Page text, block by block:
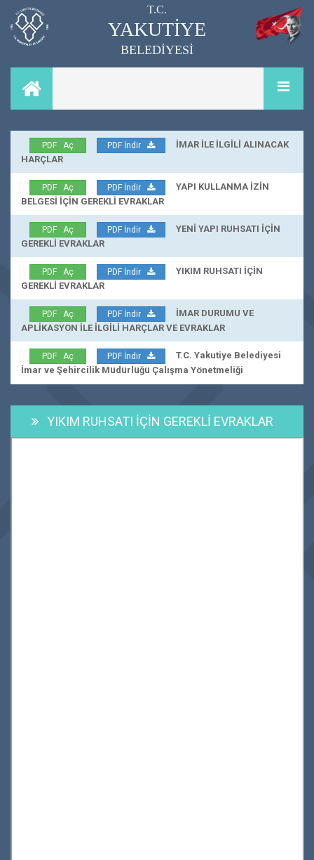
T.C.
YAKUTİYE
BELEDİYESİ
PDF Aç PDF İndir
İMAR İLE İLGİLİ ALINACAK
HARÇLAR
PDF Aç PDF İndir
YAPI KULLANMA İZİN
BELGESİ İÇİN GEREKLİ EVRAKLAR
PDF Aç PDF İndir
YENİ YAPI RUHSATI İÇİN
GEREKLİ EVRAKLAR
PDF Aç PDF İndir
YIKIM RUHSATI İÇİN
GEREKLİ EVRAKLAR
PDF Aç PDF İndir
İMAR DURUMU VE
APLİKASYON İLE İLGİLİ HARÇLAR VE EVRAKLAR
PDF Aç PDF İndir
T.C. Yakutiye Belediyesi
İmar ve Şehircilik Müdürlüğü Çalışma Yönetmeliği
YIKIM RUHSATI İÇİN GEREKLİ EVRAKLAR